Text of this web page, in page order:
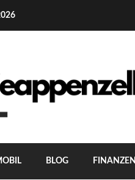
BLOG FINANZEN